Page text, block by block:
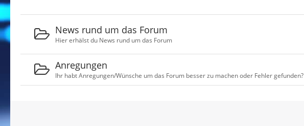
News rund um das Forum
Hier erhälst du News rund um das Forum
Anregungen
Ihr habt Anregungen/Wünsche um das Forum besser zu machen oder Fehler gefunden?